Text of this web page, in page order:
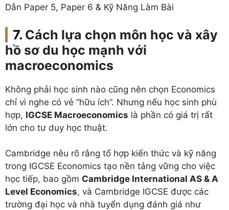
Dẫn Paper 5, Paper 6 & Kỹ Năng Làm Bài
Cách lựa chọn môn học và xây
hồ sơ du học mạnh với
macroeconomics
Không phải học sinh nào cũng nên chọn Economics
chỉ vì nghe có vẻ “hữu ích”. Nhưng nếu học sinh phù
hợp, IGCSE Macroeconomics là phần có giá trị rất
lớn cho tư duy học thuật.
Cambridge nêu rõ rằng tổ hợp kiến thức và kỹ năng
trong IGCSE Economics tạo nền tảng vững cho việc
học tiếp, bao gồm Cambridge International AS & A
Level Economics, và Cambridge IGCSE được các
trường đại học và nhà tuyển dụng đánh giá như